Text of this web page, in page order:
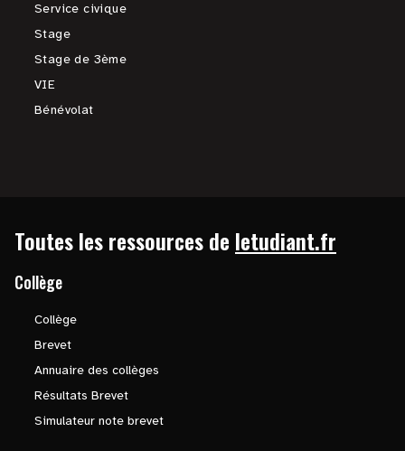
Service civique
Stage
Stage de 3ème
VIE
Bénévolat
Toutes les ressources de letudiant.fr
Collège
Collège
Brevet
Annuaire des collèges
Résultats Brevet
Simulateur note brevet